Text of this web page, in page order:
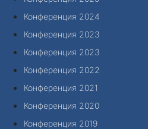
Конференция 2024
Конференция 2023
Конференция 2023
Конференция 2022
Конференция 2021
Конференция 2020
Конференция 2019